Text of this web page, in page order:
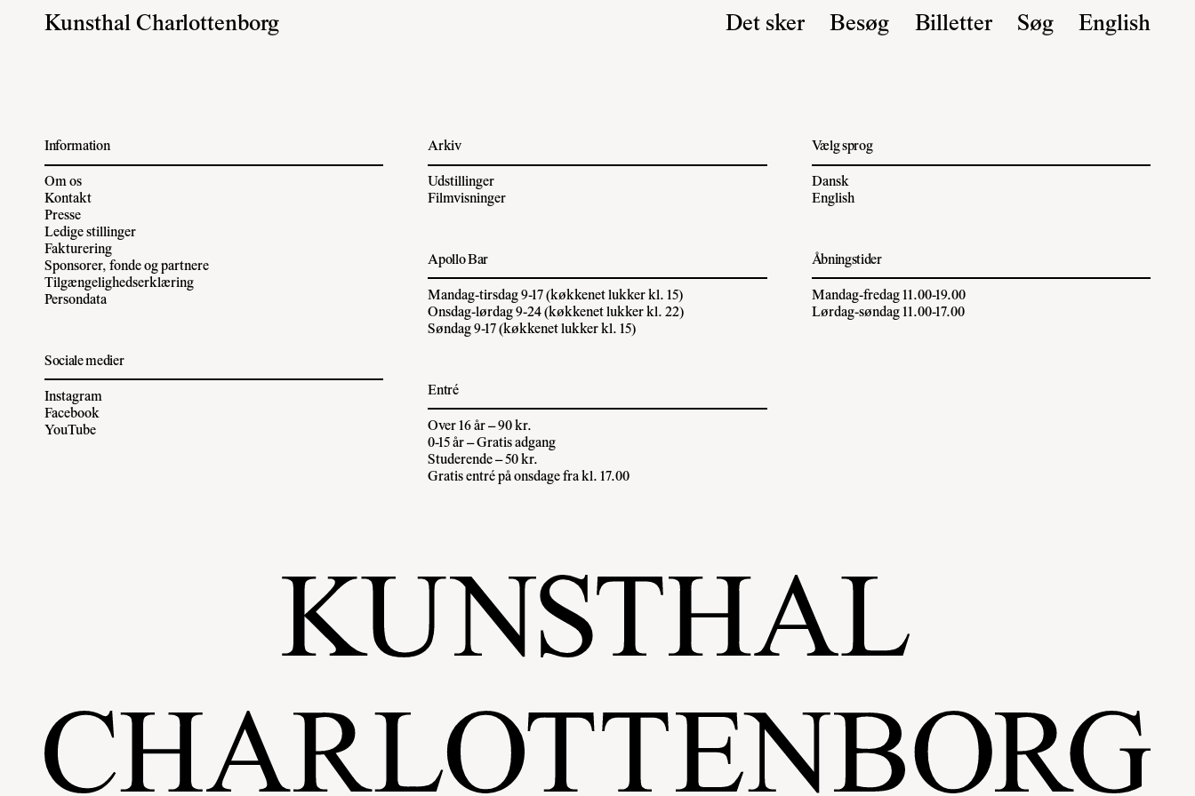
Kunsthal Charlottenborg Det sker Besøg Billetter Søg English
Information
Om os
Kontakt
Presse
Ledige stillinger
Fakturering
Sponsorer, fonde og partnere
Tilgængelighedserklæring
Persondata
Sociale medier
Instagram
Facebook
YouTube
Arkiv
Udstillinger
Filmvisninger
Apollo Bar
Mandag-tirsdag 9-17 (køkkenet lukker kl. 15)
Onsdag-lørdag 9-24 (køkkenet lukker kl. 22)
Søndag 9-17 (køkkenet lukker kl. 15)
Entré
Over 16 år – 90 kr.
0-15 år – Gratis adgang
Studerende – 50 kr.
Gratis entré på onsdage fra kl. 17.00
Vælg sprog
Dansk
English
Åbningstider
Mandag-fredag 11.00-19.00
Lørdag-søndag 11.00-17.00